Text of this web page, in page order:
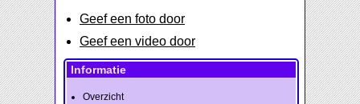
Geef een foto door
Geef een video door
Informatie
Overzicht